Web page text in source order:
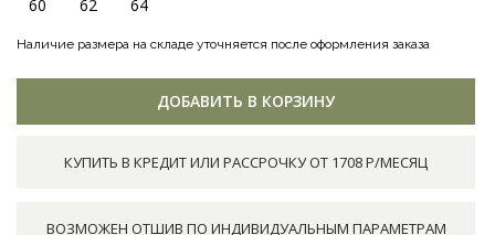
60 62 64
Наличие размера на складе уточняется после оформления заказа
ДОБАВИТЬ В КОРЗИНУ
КУПИТЬ В КРЕДИТ ИЛИ РАССРОЧКУ ОТ 1708 Р/МЕСЯЦ
ВОЗМОЖЕН ОТШИВ ПО ИНДИВИДУАЛЬНЫМ ПАРАМЕТРАМ